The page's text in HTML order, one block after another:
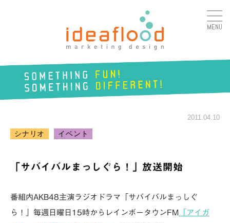
社
MENU
2011.04.10
シナリオ イベント
「サバイバルまっしぐら！」放送開始
番組内AKB48主演ラジオドラマ「サバイバルまっしぐ
ら！」毎週日曜日15時からレインボータウンFM 「アイガ